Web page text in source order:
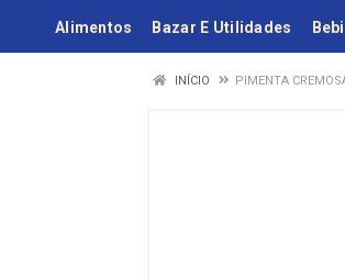
Alimentos Bazar E Utilidades
INÍCIO PIMENTA